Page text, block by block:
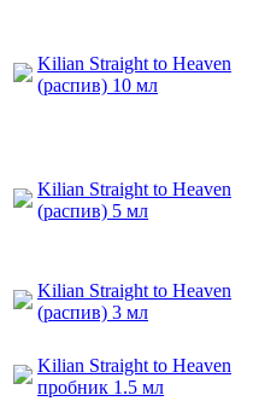
Kilian Straight to Heaven
(распив) 10 мл
Kilian Straight to Heaven
(распив) 5 мл
Kilian Straight to Heaven
(распив) 3 мл
Kilian Straight to Heaven
пробник 1.5 мл